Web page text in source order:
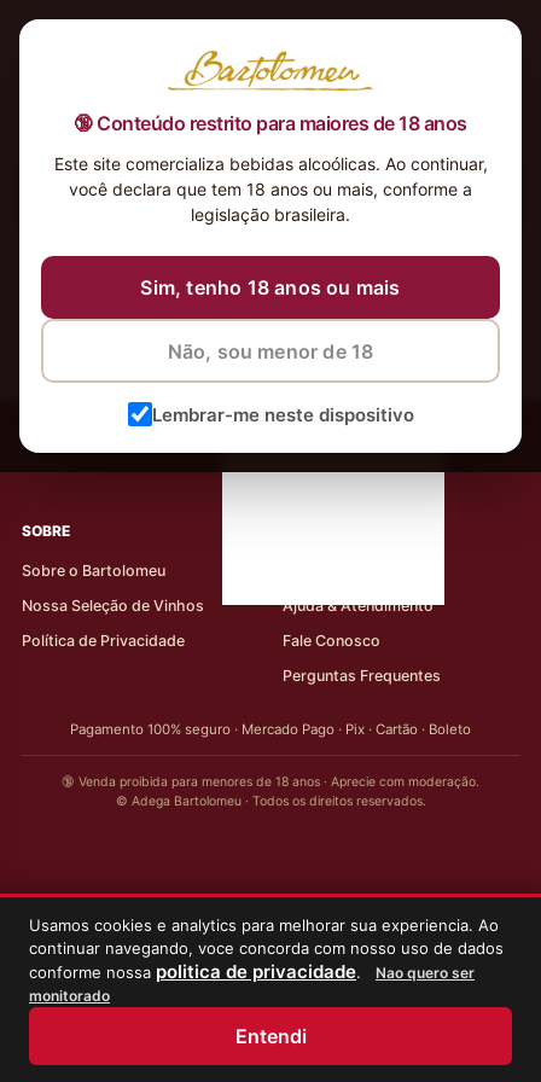
🔞 Conteúdo restrito para maiores de 18 anos
Este site comercializa bebidas alcoólicas. Ao continuar,
você declara que tem 18 anos ou mais, conforme a
legislação brasileira.
Sim, tenho 18 anos ou mais
Não, sou menor de 18
Lembrar-me neste dispositivo
Nenhum produto foi encontrado para a sua seleção.
Usamos cookies e analytics para melhorar sua experiencia. Ao
continuar navegando, voce concorda com nosso uso de dados
conforme nossa politica de privacidade.
Nao quero ser
monitorado
Entendi
‹ Meus Vinhos
Mais de 80.000 clientes apaixonados por nossos
rótulos
SOBRE
Sobre o Bartolomeu
Nossa Seleção de Vinhos
Política de Privacidade
Ajuda & Atendimento
Fale Conosco
Perguntas Frequentes
Pagamento 100% seguro · Mercado Pago · Pix · Cartão · Boleto
🔞 Venda proibida para menores de 18 anos · Aprecie com moderação.
© Adega Bartolomeu · Todos os direitos reservados.